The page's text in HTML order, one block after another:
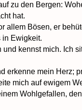
zu den Bergen:
hat.
allem Bösen, er
in Ewigkeit.
und kennst mich. Ich
erkenne mein Herz;
mich auf ewigem
Wohlgefallen,